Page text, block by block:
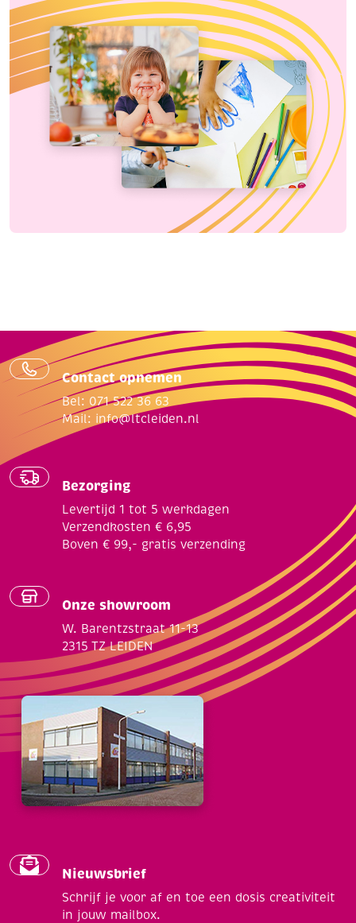
Contact opnemen
Bel: 071 522 36 63
Mail: info@ltcleiden.nl
Bezorging
Levertijd 1 tot 5 werkdagen
Verzendkosten € 6,95
Boven € 99,- gratis verzending
Onze showroom
W. Barentzstraat 11-13
2315 TZ LEIDEN
Nieuwsbrief
Schrijf je voor af en toe een dosis creativiteit
in jouw mailbox.